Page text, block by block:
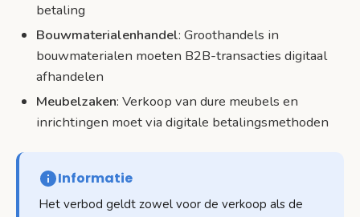
betaling
Bouwmaterialenhandel: Groothandels in
bouwmaterialen moeten B2B-transacties digitaal
afhandelen
Meubelzaken: Verkoop van dure meubels en
inrichtingen moet via digitale betalingsmethoden
Informatie
Het verbod geldt zowel voor de verkoop als de